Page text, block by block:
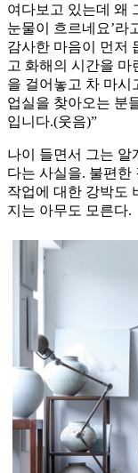
여다보고 있는데 왜
눈물이 흐르네요’라
감사한 마음이 먼저
고 화해의 시간을 마
을 걸어놓고 차 마시
업실을 찾아오는 분
입니다.(웃음)”
나이 들면서 그는 알
다는 사실을. 불편한
작업에 대한 강박도
지는 아무도 모른다.